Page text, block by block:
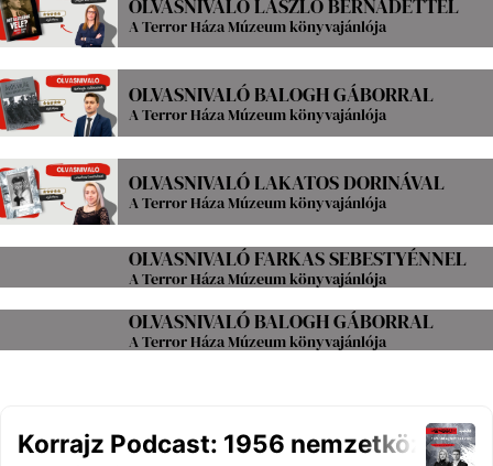
OLVASNIVALÓ LÁSZLÓ BERNADETTEL
A Terror Háza Múzeum könyvajánlója
OLVASNIVALÓ BALOGH GÁBORRAL
A Terror Háza Múzeum könyvajánlója
OLVASNIVALÓ LAKATOS DORINÁVAL
A Terror Háza Múzeum könyvajánlója
OLVASNIVALÓ FARKAS SEBESTYÉNNEL
A Terror Háza Múzeum könyvajánlója
OLVASNIVALÓ BALOGH GÁBORRAL
A Terror Háza Múzeum könyvajánlója